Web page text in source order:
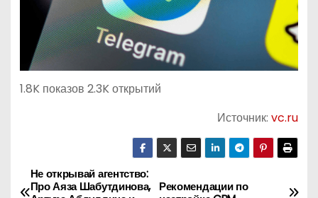
1.8K показов 2.3K открытий
Источник:vc.ru
Н
Рекомендации по
Не открывай агентство:
Про Аяза Шабутдинова,